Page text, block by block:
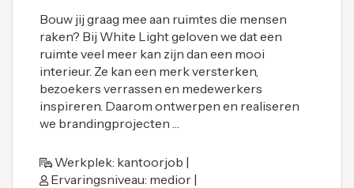
Bouw jij graag mee aan ruimtes die mensen
raken? Bij White Light geloven we dat een
ruimte veel meer kan zijn dan een mooi
interieur. Ze kan een merk versterken,
bezoekers verrassen en medewerkers
inspireren. Daarom ontwerpen en realiseren
we brandingprojecten …
Werkplek: kantoorjob |
Ervaringsniveau: medior |